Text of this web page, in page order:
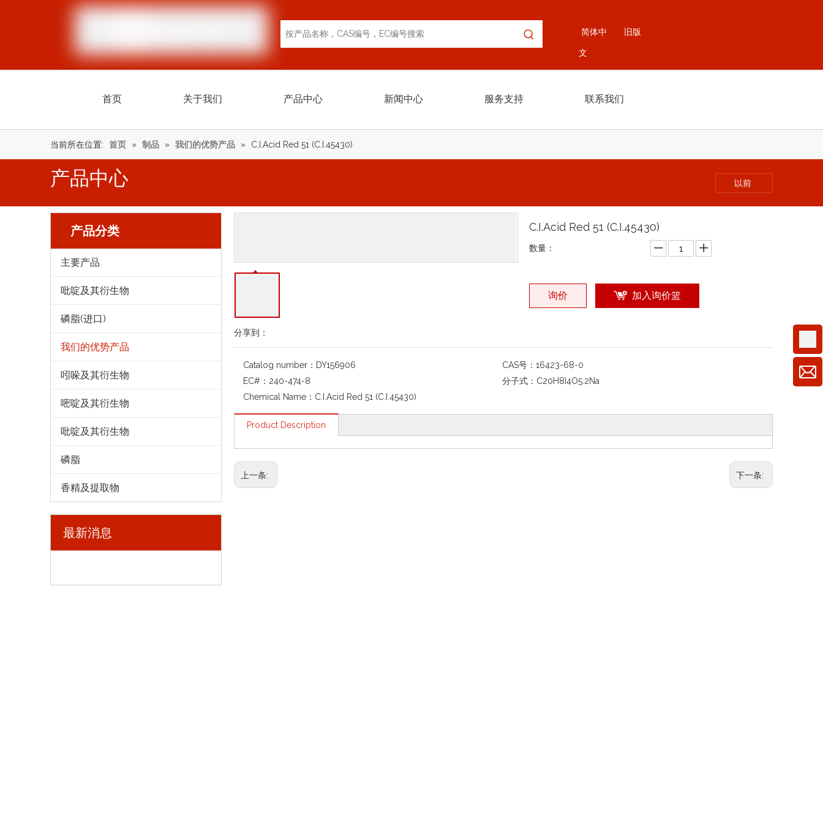
简体中
文
旧版
首页 关于我们 产品中心 新闻中心 服务支持 联系我们
当前所在位置: 首页 » 制品 » 我们的优势产品 » C.I.Acid Red 51 (C.I.45430)
产品中心 以前
产品分类
主要产品
吡啶及其衍生物
磷脂(进口)
我们的优势产品
吲哚及其衍生物
嘧啶及其衍生物
吡啶及其衍生物
磷脂
香精及提取物
最新消息
分享到：
C.I.Acid Red 51 (C.I.45430)
数量：
询价 加入询价篮
Catalog number： DY156906 CAS号：16423-68-0
EC#： 240-474-8 分子式： C20H8I4O5.2Na
Chemical Name： C.I.Acid Red 51 (C.I.45430)
Product Description
上一条: 下一条: